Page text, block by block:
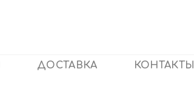
ДОСТАВКА КОНТАКТЫ